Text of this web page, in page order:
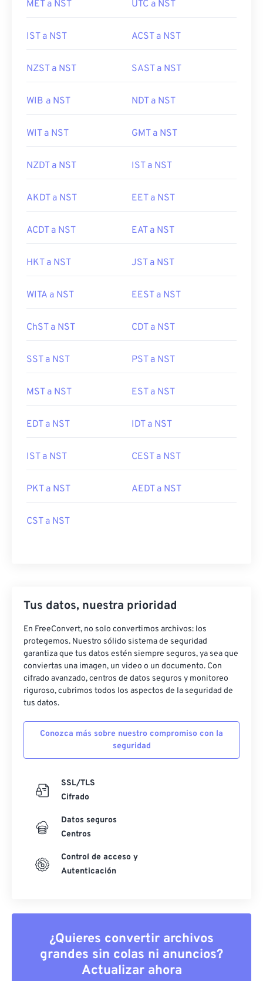
MET a NST UTC a NST
IST a NST ACST a NST
NZST a NST SAST a NST
WIB a NST NDT a NST
WIT a NST GMT a NST
NZDT a NST IST a NST
AKDT a NST EET a NST
ACDT a NST EAT a NST
HKT a NST JST a NST
WITA a NST EEST a NST
ChST a NST CDT a NST
SST a NST PST a NST
MST a NST EST a NST
EDT a NST IDT a NST
IST a NST CEST a NST
PKT a NST AEDT a NST
CST a NST
Tus datos, nuestra prioridad
En FreeConvert, no solo convertimos archivos: los
protegemos. Nuestro sólido sistema de seguridad
garantiza que tus datos estén siempre seguros, ya sea que
conviertas una imagen, un video o un documento. Con
cifrado avanzado, centros de datos seguros y monitoreo
riguroso, cubrimos todos los aspectos de la seguridad de
tus datos.
Conozca más sobre nuestro compromiso con la
seguridad
SSL/TLS
Cifrado
Datos seguros
Centros
Control de acceso y
Autenticación
¿Quieres convertir archivos
grandes sin colas ni anuncios?
Actualizar ahora